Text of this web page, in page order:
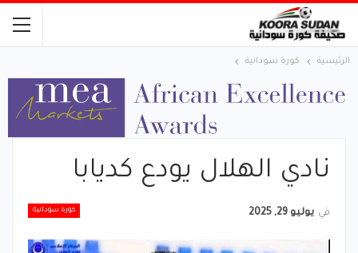
الرئيسية كورة سودانية
نادي الهلال يودع كديابا
كورة سودانية في يوليو 29, 2025